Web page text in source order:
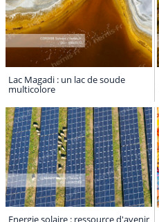
Lac Magadi : un lac de soude
multicolore
Energie solaire : ressource d'avenir